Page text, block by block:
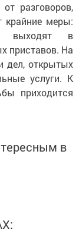
разговоров,
крайние меры:
выходят в
приставов. На
дел, открытых
услуги. К
приходится
в